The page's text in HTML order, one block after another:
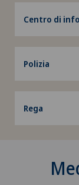
Centro di
Polizia
Rega